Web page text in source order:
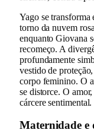
Yago se transforma
torno da nuvem
enquanto Giovana
recomeço. A
profundamente
vestido de
corpo feminino. O
se distorce. O
cárcere sentimental.
Maternidade e